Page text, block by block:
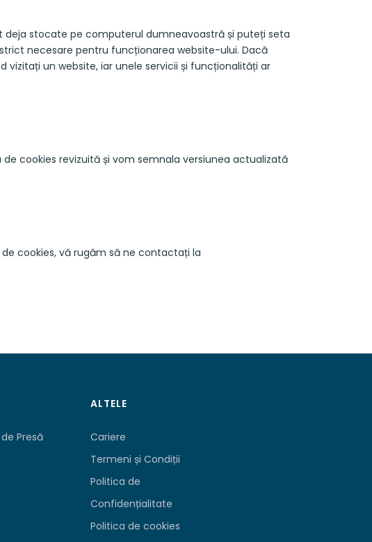
stocate pe computerul dumneavoastră și puteți seta
necesare pentru funcționarea website-ului. Dacă
un website, iar unele servicii și funcționalități ar
cookies revizuită și vom semnala versiunea actualizată
cookies, vă rugăm să ne contactați la
Presă
ALTELE
Cariere
Termeni și Condiții
Politica de
Confidențialitate
Politica de cookies